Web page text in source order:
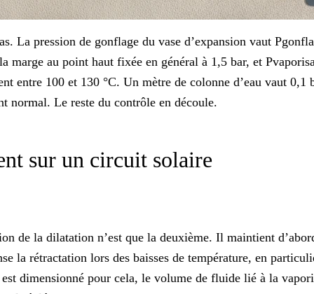
La pression de gonflage du vase d’expansion vaut
marge au point haut fixée en général à 1,5 bar, et
entre 100 et 130 °C. Un mètre de colonne d’eau vaut
normal. Le reste du contrôle en découle.
sur un circuit solaire
de la dilatation n’est que la deuxième. Il maintient
la rétractation lors des baisses de température, en
dimensionné pour cela, le volume de fluide lié à la